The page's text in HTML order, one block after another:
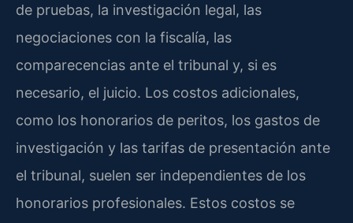
de pruebas, la investigación legal, las
negociaciones con la fiscalía, las
comparecencias ante el tribunal y, si es
necesario, el juicio. Los costos adicionales,
como los honorarios de peritos, los gastos de
investigación y las tarifas de presentación ante
el tribunal, suelen ser independientes de los
honorarios profesionales. Estos costos se